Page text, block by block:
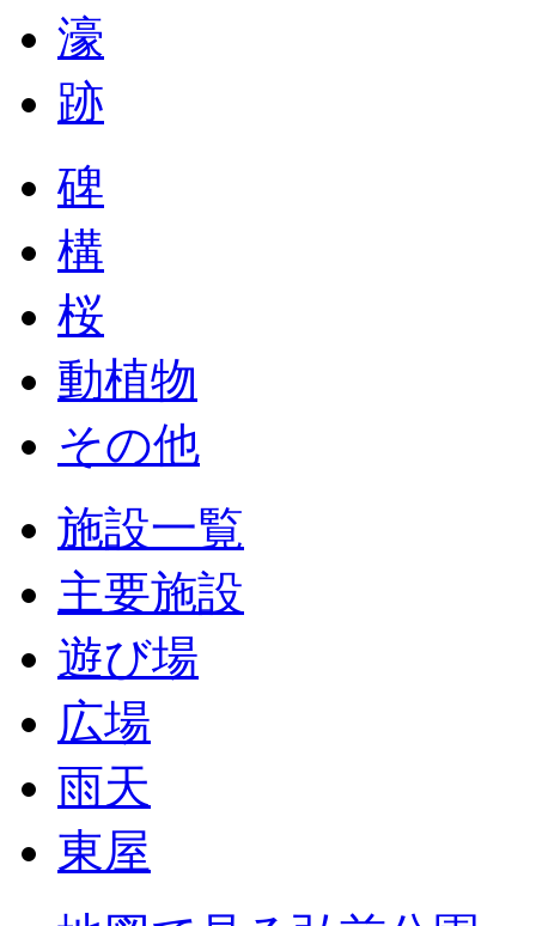
濠
跡
碑
構
桜
動植物
その他
施設一覧
主要施設
遊び場
広場
雨天
東屋